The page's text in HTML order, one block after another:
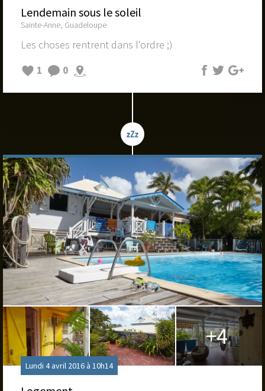
Lendemain sous le soleil
Sainte-Anne, Guadeloupe
Les choses rentrent dans l'ordre ;)
1
0
+4
Lundi 4 avril 2016 à 10h14